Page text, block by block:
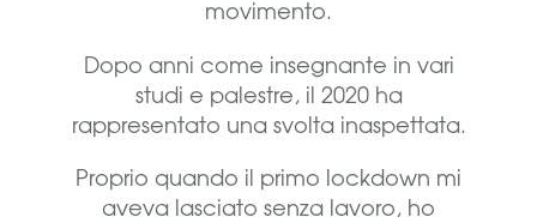
movimento.
Dopo anni come insegnante in vari
studi e palestre, il 2020 ha
rappresentato una svolta inaspettata.
Proprio quando il primo lockdown mi
aveva lasciato senza lavoro, ho